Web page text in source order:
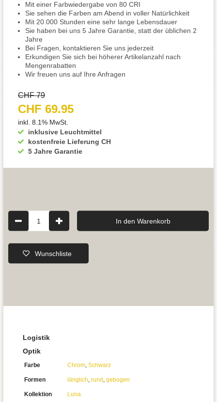
Mit einer Farbwiedergabe von 80 CRI
Sie sehen die Farben am Abend in voller Natürlichkeit
Mit 20.000 Stunden eine sehr lange Lebensdauer
Sie haben bei uns 5 Jahre Garantie, statt der üblichen 2
Jahre
Bei Fragen, kontaktieren Sie uns jederzeit
Erkundigen Sie sich bei höherer Artikelanzahl nach
Mengenrabatten
Wir freuen uns auf Ihre Anfragen
inklusive Leuchtmittel
kostenfreie Lieferung CH
5 Jahre Garantie
CHF 79
CHF 69.95
inkl. 8.1% MwSt.
1 In den Warenkorb
Wunschliste
Logistik
Optik
Farbe Chrom, Schwarz
Formen länglich, rund , gebogen
Kollektion Luna